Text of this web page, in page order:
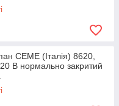
CEME (Італія) 8620,
В нормально закритий